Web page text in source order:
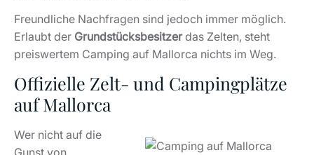
Freundliche Nachfragen sind jedoch immer möglich.
Erlaubt der Grundstücksbesitzerdas Zelten, steht
preiswertem Camping auf Mallorca nichts im Weg.
Offizielle Zelt- und Campingplätze
auf Mallorca
Wer nicht auf die